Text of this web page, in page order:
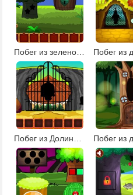
Побег из зеленой усадьбы
Побег из Долины черепа